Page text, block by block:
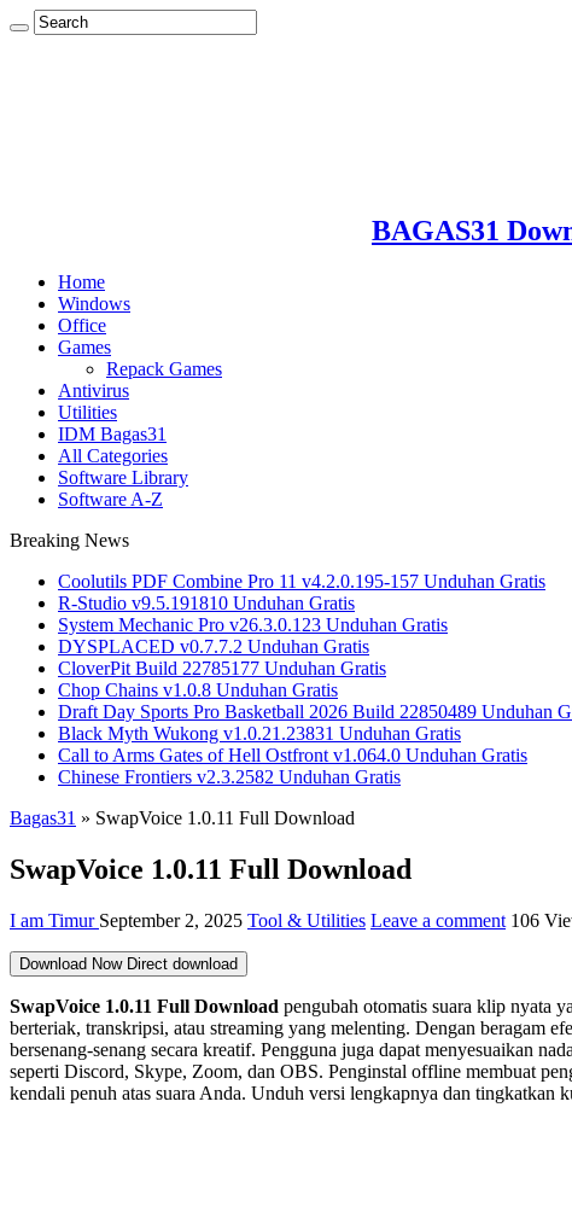
BAGAS31
Home
Windows
Office
Games
Repack Games
Antivirus
Utilities
IDM Bagas31
All Categories
Software Library
Software A-Z
Breaking News
Coolutils PDF Combine Pro 11 v4.2.0.195-157 Unduhan Gratis
R-Studio v9.5.191810 Unduhan Gratis
System Mechanic Pro v26.3.0.123 Unduhan Gratis
DYSPLACED v0.7.7.2 Unduhan Gratis
CloverPit Build 22785177 Unduhan Gratis
Chop Chains v1.0.8 Unduhan Gratis
Draft Day Sports Pro Basketball 2026 Build 22850489 Unduhan
Black Myth Wukong v1.0.21.23831 Unduhan Gratis
Call to Arms Gates of Hell Ostfront v1.064.0 Unduhan Gratis
Chinese Frontiers v2.3.2582 Unduhan Gratis
Bagas31 » SwapVoice 1.0.11 Full Download
SwapVoice 1.0.11 Full Download
I am Timur September 2, 2025 Tool & Utilities Leave a comment 106
Download Now Direct download
SwapVoice 1.0.11 Full Download pengubah otomatis suara klip nyata
berteriak, transkripsi, atau streaming yang melenting. Dengan beragam
bersenang-senang secara kreatif. Pengguna juga dapat menyesuaikan
seperti Discord, Skype, Zoom, dan OBS. Penginstal offline membuat
kendali penuh atas suara Anda. Unduh versi lengkapnya dan tingkatkan